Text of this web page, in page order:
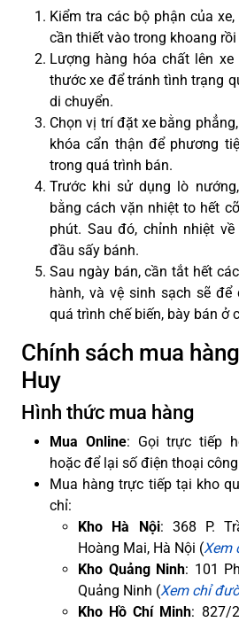
Kiểm tra các bộ phận của
cần thiết vào trong khoang
Lượng hàng hóa chất lên
thước xe để tránh tình trạng
di chuyển.
Chọn vị trí đặt xe bằng
khóa cẩn thận để phương
trong quá trình bán.
Trước khi sử dụng lò
bằng cách vặn nhiệt to hết
phút. Sau đó, chỉnh nhiệt
đầu sấy bánh.
Sau ngày bán, cần tắt hết
hành, và vệ sinh sạch sẽ
quá trình chế biến, bày bán ở
Chính sách mua
Huy
Hình thức mua hàng
Mua Online: Gọi trực tiếp
hoặc để lại số điện thoại
Mua hàng trực tiếp tại kho
chỉ:
Kho Hà Nội: 368 P.
Hoàng Mai, Hà Nội (Xem
Kho Quảng Ninh: 101
Quảng Ninh (Xem chỉ
Kho Hồ Chí Minh: 827/